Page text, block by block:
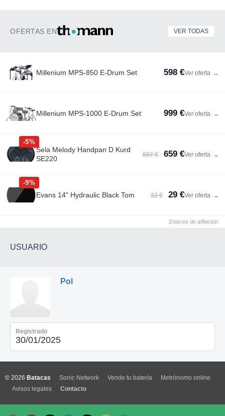
OFERTAS EN VER TODAS
Millenium MPS-850 E-Drum Set 598 €Ver oferta →
Millenium MPS-1000 E-Drum Set 999 €Ver oferta →
-5%
Sela Melody Handpan D Kurd
SE220
697 € 659 €Ver oferta →
-9%
Evans 14" Hydraulic Black Tom 32 € 29 €Ver oferta →
Enlaces de afiliación
USUARIO
Pol
Registrado
30/01/2025
© 2026 Batacas Sonic Network Vende tu batería
Metrónomo online
Avisos legales
Contacto